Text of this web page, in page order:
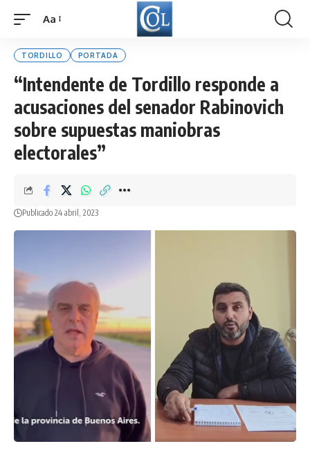
Font
Aa
TORDILLO PORTADA
“Intendente de Tordillo responde a
acusaciones del senador Rabinovich
sobre supuestas maniobras
electorales”
Publicado 24 abril, 2023